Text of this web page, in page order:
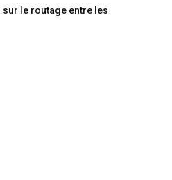
sur le routage entre les